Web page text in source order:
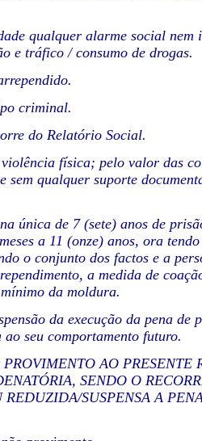
qualquer alarme social
e tráfico / consumo de drogas.
criminal.
do Relatório Social.
física; pelo valor das
qualquer suporte
única de 7 (sete) anos de
a 11 (onze) anos, ora
o conjunto dos factos e a
a medida de
da moldura.
da execução da pena de
seu comportamento futuro.
AO PRESENTE
SENDO O
SUSPENSA A